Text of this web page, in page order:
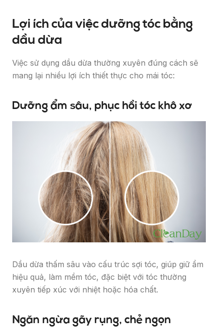
Lợi ích của việc dưỡng tóc bằng
dầu dừa
Việc sử dụng dầu dừa thường xuyên đúng cách sẽ
mang lại nhiều lợi ích thiết thực cho mái tóc:
Dưỡng ẩm sâu, phục hồi tóc khô xơ
Dầu dừa thấm sâu vào cấu trúc sợi tóc, giúp giữ ẩm
hiệu quả, làm mềm tóc, đặc biệt với tóc thường
xuyên tiếp xúc với nhiệt hoặc hóa chất.
Ngăn ngừa gãy rụng, chẻ ngọn